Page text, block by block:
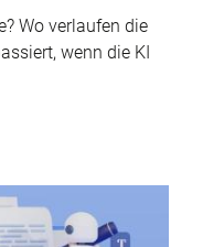
Wo verlaufen die
wenn die KI